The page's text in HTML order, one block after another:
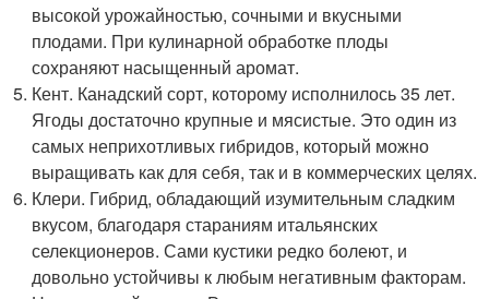
высокой урожайностью, сочными и вкусными
плодами. При кулинарной обработке плоды
сохраняют насыщенный аромат.
Кент. Канадский сорт, которому исполнилось 35 лет.
Ягоды достаточно крупные и мясистые. Это один из
самых неприхотливых гибридов, который можно
выращивать как для себя, так и в коммерческих целях.
Клери. Гибрид, обладающий изумительным сладким
вкусом, благодаря стараниям итальянских
селекционеров. Сами кустики редко болеют, и
довольно устойчивы к любым негативным факторам.